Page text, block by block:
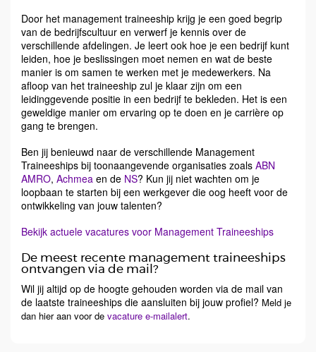
Door het management traineeship krijg je een goed begrip
van de bedrijfscultuur en verwerf je kennis over de
verschillende afdelingen. Je leert ook hoe je een bedrijf kunt
leiden, hoe je beslissingen moet nemen en wat de beste
manier is om samen te werken met je medewerkers. Na
afloop van het traineeship zul je klaar zijn om een
leidinggevende positie in een bedrijf te bekleden. Het is een
geweldige manier om ervaring op te doen en je carrière op
gang te brengen.
Ben jij benieuwd naar de verschillende Management
Traineeships bij toonaangevende organisaties zoals ABN
AMRO, Achmea en de NS? Kun jij niet wachten om je
loopbaan te starten bij een werkgever die oog heeft voor de
ontwikkeling van jouw talenten?
Bekijk actuele vacatures voor Management Traineeships
De meest recente management traineeships
ontvangen via de mail?
Wil jij altijd op de hoogte gehouden worden via de mail van
de laatste traineeships die aansluiten bij jouw profiel? Meld je
dan hier aan voor de vacature e-mailalert.